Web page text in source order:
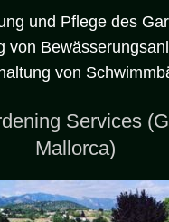
und Pflege des
von
von
Services
Mallorca)